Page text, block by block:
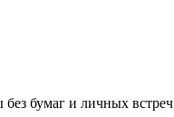
бумаг и личных встреч